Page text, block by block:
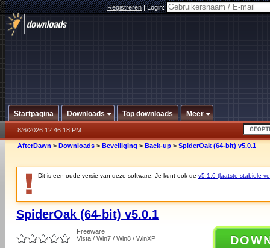
Registreren|Login:
Startpagina Downloads Top downloads Meer
8/6/2026 12:46:18 PM
AfterDawn > Downloads > Beveiliging > Back-up > SpiderOak (64-bit) v5.0.1
Dit is een oude versie van deze software. Je kunt ook de v5.1.6 (laatste stabiele
SpiderOak (64-bit) v5.0.1
Freeware
Vista / Win7 / Win8 / WinXP